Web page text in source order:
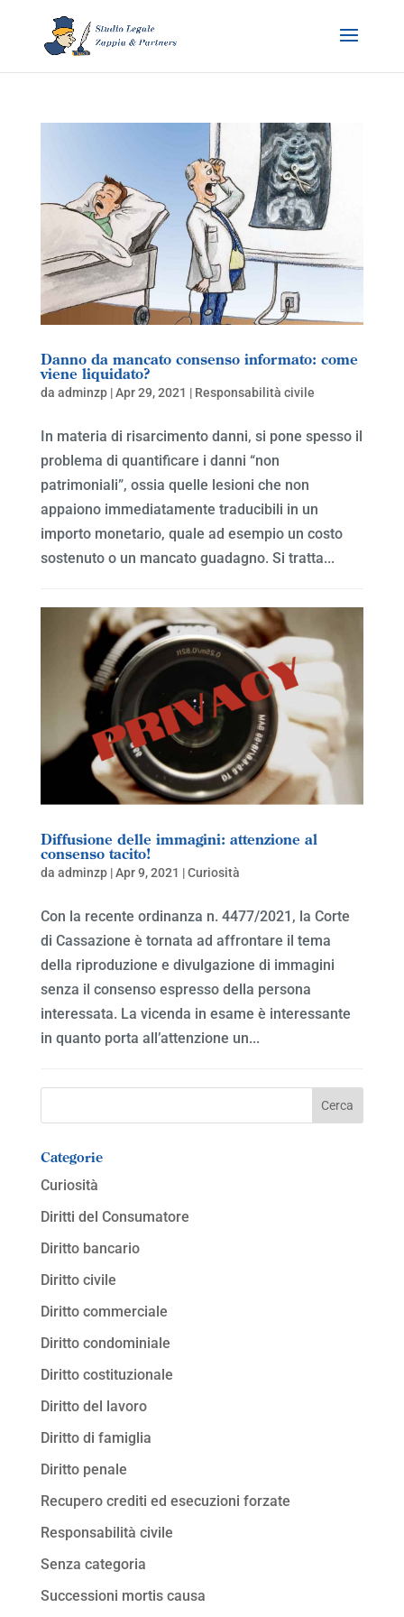
Danno da mancato consenso informato: come
viene liquidato?
da adminzp|Apr 29, 2021 | Responsabilità civile
In materia di risarcimento danni, si pone spesso il
problema di quantificare i danni “non
patrimoniali”, ossia quelle lesioni che non
appaiono immediatamente traducibili in un
importo monetario, quale ad esempio un costo
sostenuto o un mancato guadagno. Si tratta...
Diffusione delle immagini: attenzione al
consenso tacito!
da adminzp|Apr 9, 2021 |Curiosità
Con la recente ordinanza n. 4477/2021, la Corte
di Cassazione è tornata ad affrontare il tema
della riproduzione e divulgazione di immagini
senza il consenso espresso della persona
interessata. La vicenda in esame è interessante
in quanto porta all’attenzione un...
Categorie
Curiosità
Diritti del Consumatore
Diritto bancario
Diritto civile
Diritto commerciale
Diritto condominiale
Diritto costituzionale
Diritto del lavoro
Diritto di famiglia
Diritto penale
Recupero crediti ed esecuzioni forzate
Responsabilità civile
Senza categoria
Successioni mortis causa